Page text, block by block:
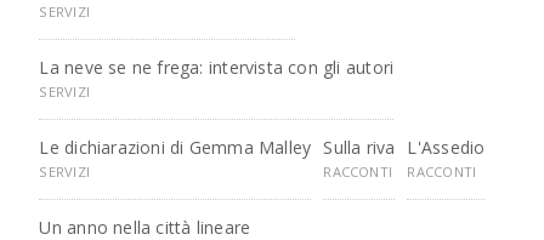
SERVIZI
La neve se ne frega: intervista con gli autori
SERVIZI
Le dichiarazioni di Gemma Malley
SERVIZI
Sulla riva
RACCONTI
L'Assedio
RACCONTI
Un anno nella città lineare